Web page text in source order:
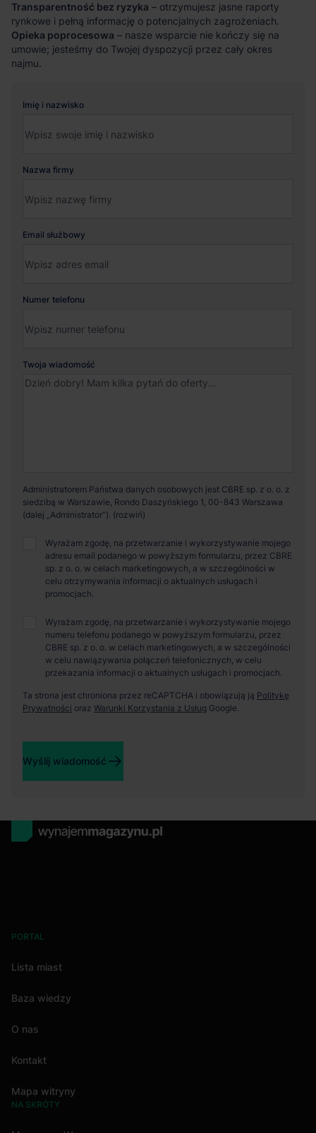
Transparentność bez ryzyka – otrzymujesz jasne raporty
rynkowe i pełną informację o potencjalnych zagrożeniach.
Opieka poprocesowa – nasze wsparcie nie kończy się na
umowie; jesteśmy do Twojej dyspozycji przez cały okres
najmu.
Imię i nazwisko
Nazwa firmy
Email służbowy
Numer telefonu
Twoja wiadomość
Administratorem Państwa danych osobowych jest CBRE sp. z o. o. z
siedzibą w Warszawie, Rondo Daszyńskiego 1, 00-843 Warszawa
(dalej „Administrator”).
Wyrażam zgodę, na przetwarzanie i wykorzystywanie mojego
adresu email podanego w powyższym formularzu, przez CBRE
sp. z o. o. w celach marketingowych, a w szczególności w
celu otrzymywania informacji o aktualnych usługach i
promocjach.
Wyrażam zgodę, na przetwarzanie i wykorzystywanie mojego
numeru telefonu podanego w powyższym formularzu, przez
CBRE sp. z o. o. w celach marketingowych, a w szczególności
w celu nawiązywania połączeń telefonicznych, w celu
przekazania informacji o aktualnych usługach i promocjach.
Ta strona jest chroniona przez reCAPTCHA i obowiązują ją Politykę
Prywatności oraz Warunki Korzystania z Usług Google.
Wyślij wiadomość
PORTAL
Lista miast
Baza wiedzy
O nas
Kontakt
Mapa witryny
NA SKRÓTY